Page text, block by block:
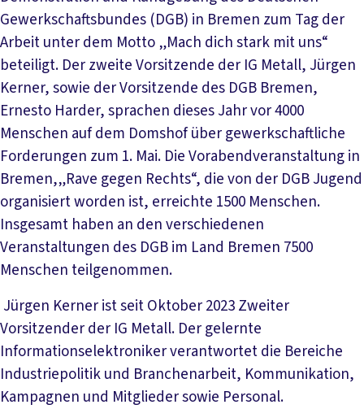
Gewerkschaftsbundes (DGB) in Bremen zum Tag der
Arbeit unter dem Motto „Mach dich stark mit uns“
beteiligt. Der zweite Vorsitzende der IG Metall, Jürgen
Kerner, sowie der Vorsitzende des DGB Bremen,
Ernesto Harder, sprachen dieses Jahr vor 4000
Menschen auf dem Domshof über gewerkschaftliche
Forderungen zum 1. Mai. Die Vorabendveranstaltung in
Bremen,„Rave gegen Rechts“, die von der DGB Jugend
organisiert worden ist, erreichte 1500 Menschen.
Insgesamt haben an den verschiedenen
Veranstaltungen des DGB im Land Bremen 7500
Menschen teilgenommen.
Jürgen Kerner ist seit Oktober 2023 Zweiter
Vorsitzender der IG Metall. Der gelernte
Informationselektroniker verantwortet die Bereiche
Industriepolitik und Branchenarbeit, Kommunikation,
Kampagnen und Mitglieder sowie Personal.